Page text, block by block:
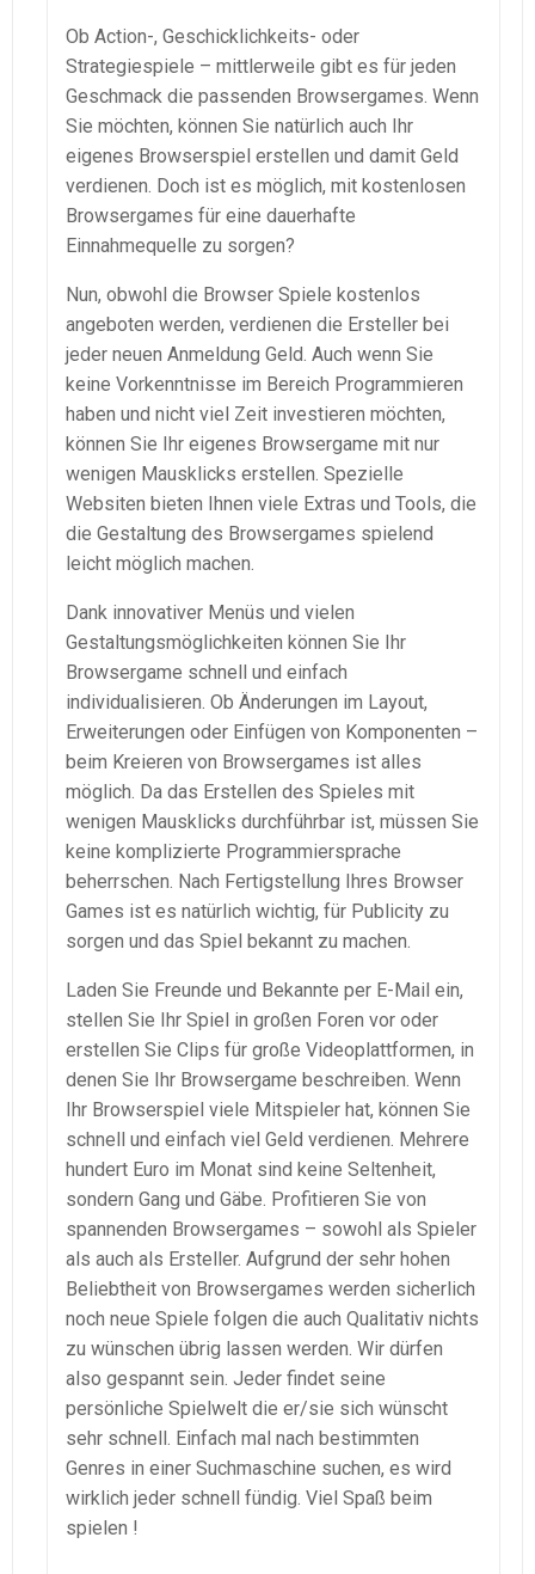
Ob Action-, Geschicklichkeits- oder
Strategiespiele – mittlerweile gibt es für jeden
Geschmack die passenden Browsergames. Wenn
Sie möchten, können Sie natürlich auch Ihr
eigenes Browserspiel erstellen und damit Geld
verdienen. Doch ist es möglich, mit kostenlosen
Browsergames für eine dauerhafte
Einnahmequelle zu sorgen?
Nun, obwohl die Browser Spiele kostenlos
angeboten werden, verdienen die Ersteller bei
jeder neuen Anmeldung Geld. Auch wenn Sie
keine Vorkenntnisse im Bereich Programmieren
haben und nicht viel Zeit investieren möchten,
können Sie Ihr eigenes Browsergame mit nur
wenigen Mausklicks erstellen. Spezielle
Websiten bieten Ihnen viele Extras und Tools, die
die Gestaltung des Browsergames spielend
leicht möglich machen.
Dank innovativer Menüs und vielen
Gestaltungsmöglichkeiten können Sie Ihr
Browsergame schnell und einfach
individualisieren. Ob Änderungen im Layout,
Erweiterungen oder Einfügen von Komponenten –
beim Kreieren von Browsergames ist alles
möglich. Da das Erstellen des Spieles mit
wenigen Mausklicks durchführbar ist, müssen Sie
keine komplizierte Programmiersprache
beherrschen. Nach Fertigstellung Ihres Browser
Games ist es natürlich wichtig, für Publicity zu
sorgen und das Spiel bekannt zu machen.
Laden Sie Freunde und Bekannte per E-Mail ein,
stellen Sie Ihr Spiel in großen Foren vor oder
erstellen Sie Clips für große Videoplattformen, in
denen Sie Ihr Browsergame beschreiben. Wenn
Ihr Browserspiel viele Mitspieler hat, können Sie
schnell und einfach viel Geld verdienen. Mehrere
hundert Euro im Monat sind keine Seltenheit,
sondern Gang und Gäbe. Profitieren Sie von
spannenden Browsergames – sowohl als Spieler
als auch als Ersteller. Aufgrund der sehr hohen
Beliebtheit von Browsergames werden sicherlich
noch neue Spiele folgen die auch Qualitativ nichts
zu wünschen übrig lassen werden. Wir dürfen
also gespannt sein. Jeder findet seine
persönliche Spielwelt die er/sie sich wünscht
sehr schnell. Einfach mal nach bestimmten
Genres in einer Suchmaschine suchen, es wird
wirklich jeder schnell fündig. Viel Spaß beim
spielen !